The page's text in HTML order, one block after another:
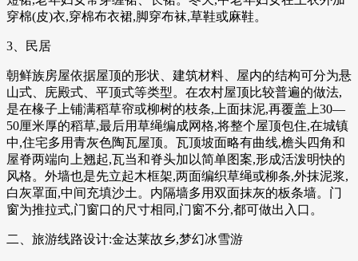
穿棉(皮)衣,穿棉布衣裙,脚穿布袜,草鞋或麻鞋。
3、民居
朝鲜族房屋依据屋顶的形状、建筑材料、屋内的结构可分为悬
山式、庑殿式、平顶式等类型。在农村屋顶比较普遍的做法,
是在椽子上铺满稻草帘或柳树的枝条,上面抹泥,再覆盖上30—
50厘米厚的稻草,最后用草绳编成网格,将整个屋顶包住,在城镇
中,住宅多用青灰色陶瓦屋顶。瓦顶坡面略有曲线,檐头四角和
屋脊两端向上翘起,瓦当和脊头加以简单图案,形成活泼明快的
风格。外墙也是先立起木框架,两面编织草绳或柳条,外抹泥浆,
白灰罩面,中间充填沙土。内隔墙多用双面抹灰的板条墙。门
窗为推拉式,门窗口的尺寸相同,门窗不分,都可做出入口。
二、旅游线路设计:金达莱故乡,梦幻冰雪游